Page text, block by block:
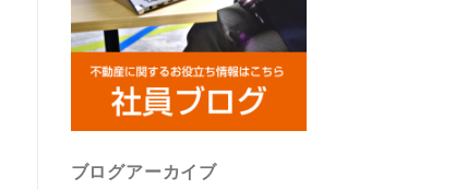
ブログアーカイブ